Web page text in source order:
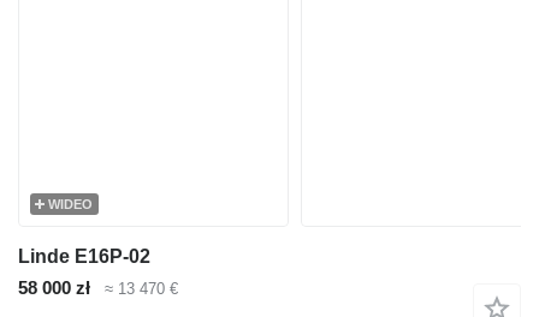
WIDEO
Linde E16P-02
58 000 zł
≈ 13 470 €